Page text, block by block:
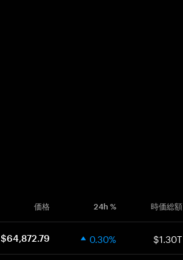
価格 24h % 時価総額
$64,872.79 0.30% $1.30T